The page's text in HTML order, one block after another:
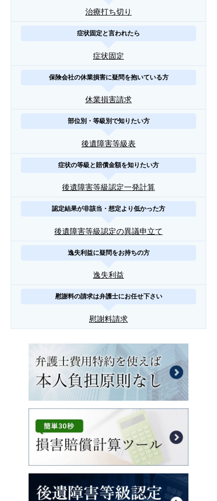
治療打ち切り
症状固定と言われたら
症状固定
保険会社の休業損害に疑問を抱いている方
休業損害請求
部位別・等級別で知りたい方
後遺障害等級表
症状の等級と賠償金額を知りたい方
後遺障害等級認定一発計算
認定結果が非該当・想定より低かった方
後遺障害等級認定の異議申立て
逸失利益に疑問をお持ちの方
逸失利益
慰謝料の請求は弁護士にお任せ下さい
慰謝料請求